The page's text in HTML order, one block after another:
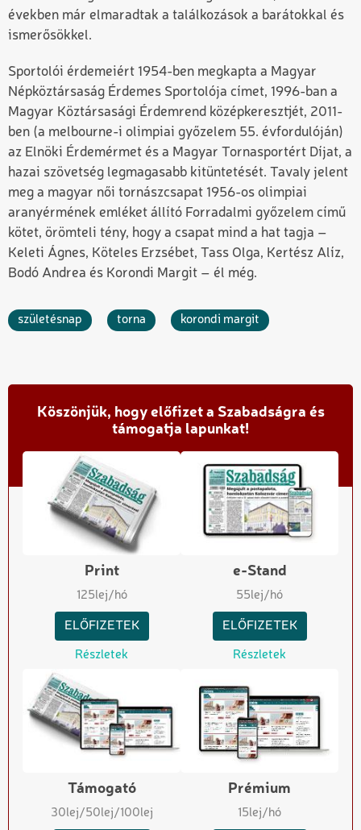
években már elmaradtak a találkozások a barátokkal és
ismerősökkel.
Sportolói érdemeiért 1954-ben megkapta a Magyar
Népköztársaság Érdemes Sportolója címet, 1996-ban a
Magyar Köztársasági Érdemrend középkeresztjét, 2011-
ben (a melbourne-i olimpiai győzelem 55. évfordulóján)
az Elnöki Érdemérmet és a Magyar Tornasportért Díjat, a
hazai szövetség legmagasabb kitüntetését. Tavaly jelent
meg a magyar női tornászcsapat 1956-os olimpiai
aranyérmének emléket állító Forradalmi győzelem című
kötet, örömteli tény, hogy a csapat mind a hat tagja –
Keleti Ágnes, Köteles Erzsébet, Tass Olga, Kertész Alíz,
Bodó Andrea és Korondi Margit – él még.
születésnap torna korondi margit
Köszönjük, hogy előfizet a Szabadságra és
támogatja lapunkat!
Print
125lej/hó
ELŐFIZETEK
Részletek
e-Stand
55lej/hó
ELŐFIZETEK
Részletek
Támogató
30lej/50lej/100lej
Prémium
15lej/hó